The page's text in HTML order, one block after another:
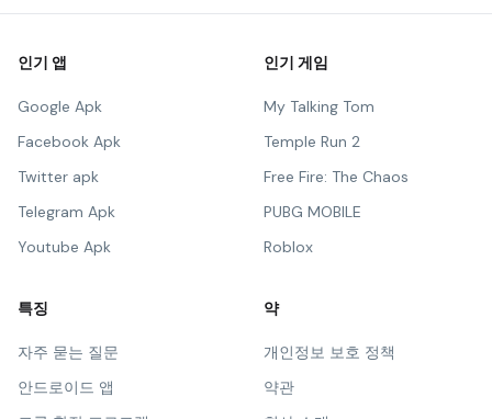
인기 앱
Google Apk
Facebook Apk
Twitter apk
Telegram Apk
Youtube Apk
인기 게임
My Talking Tom
Temple Run 2
Free Fire: The Chaos
PUBG MOBILE
Roblox
특징
자주 묻는 질문
안드로이드 앱
약
개인정보 보호 정책
약관